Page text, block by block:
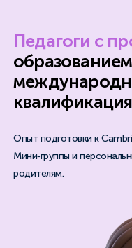
Педагоги с
Опыт подготовки к
Мини‑группы и
родителям.